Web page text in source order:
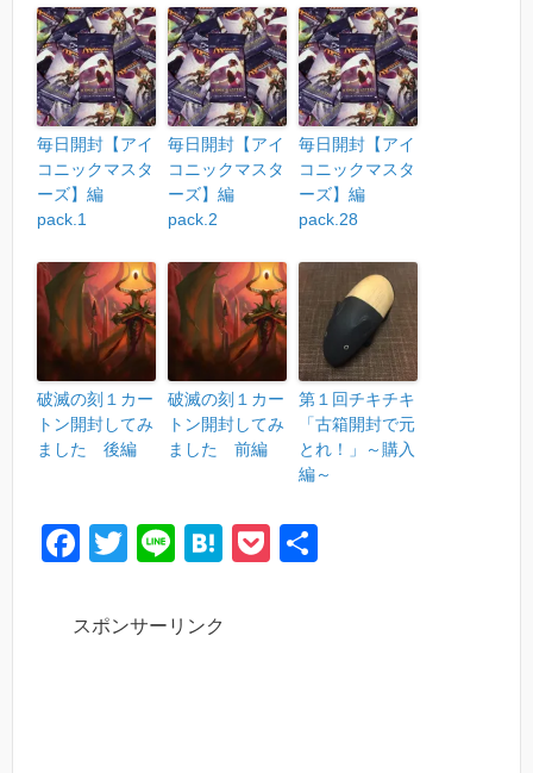
毎日開封【アイ
コニックマスタ
ーズ】編
pack.1
毎日開封【アイ
コニックマスタ
ーズ】編
pack.2
毎日開封【アイ
コニックマスタ
ーズ】編
pack.28
破滅の刻１カー
トン開封してみ
ました 後編
破滅の刻１カー
トン開封してみ
ました 前編
第１回チキチキ
「古箱開封で元
とれ！」～購入
編～
F
c
T
tt
Li
e
H
P
スポンサーリンク